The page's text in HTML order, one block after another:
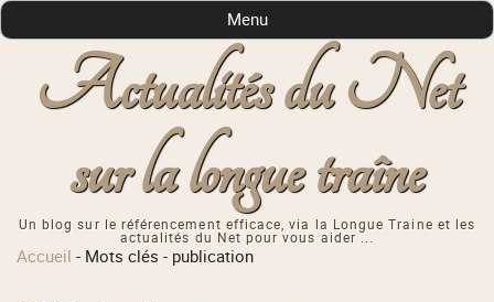
Actualités du Net
sur la longue traîne
Un blog sur le référencement efficace, via la Longue Traine et les
actualités du Net pour vous aider ...
Menu
Accueil - Mots clés - publication